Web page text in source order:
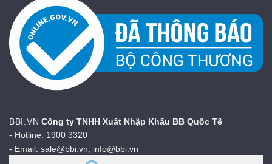
BBI.VN Công ty TNHH Xuất Nhập Khẩu BB Quốc Tế
- Hotline: 1900 3320
- Email: sale@bbi.vn, info@bbi.vn